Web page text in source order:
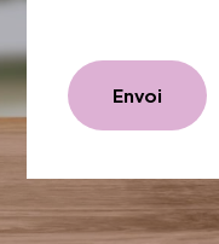
Envoi